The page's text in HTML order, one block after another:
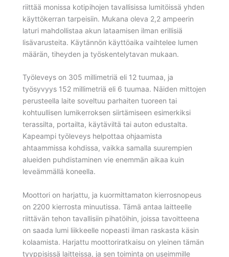
riittää monissa kotipihojen tavallisissa lumitöissä yhden
käyttökerran tarpeisiin. Mukana oleva 2,2 ampeerin
laturi mahdollistaa akun lataamisen ilman erillisiä
lisävarusteita. Käytännön käyttöaika vaihtelee lumen
määrän, tiheyden ja työskentelytavan mukaan.
Työleveys on 305 millimetriä eli 12 tuumaa, ja
työsyvyys 152 millimetriä eli 6 tuumaa. Näiden mittojen
perusteella laite soveltuu parhaiten tuoreen tai
kohtuullisen lumikerroksen siirtämiseen esimerkiksi
terassilta, portailta, käytäviltä tai auton edustalta.
Kapeampi työleveys helpottaa ohjaamista
ahtaammissa kohdissa, vaikka samalla suurempien
alueiden puhdistaminen vie enemmän aikaa kuin
leveämmällä koneella.
Moottori on harjattu, ja kuormittamaton kierrosnopeus
on 2200 kierrosta minuutissa. Tämä antaa laitteelle
riittävän tehon tavallisiin pihatöihin, joissa tavoitteena
on saada lumi liikkeelle nopeasti ilman raskasta käsin
kolaamista. Harjattu moottoriratkaisu on yleinen tämän
tyyppisissä laitteissa, ja sen toiminta on useimmille